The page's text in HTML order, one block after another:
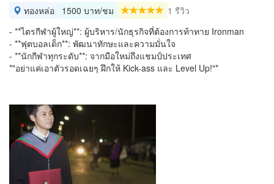
ทองหล่อ 1500 บาท/ชม
1 รีวิว
- **ไตรกีฬาผู้ใหญ่**: ผู้บริหาร/นักธุรกิจที่ต้องการท้าทาย Ironman
- **ฟุตบอลเด็ก**: พัฒนาทักษะและความมั่นใจ
- **นักกีฬาทุกระดับ**: จากมือใหม่ถึงแชมป์ประเทศ
*"อย่าแค่เอาตัวรอดเฉยๆ ฝึกให้ Kick-ass และ Level Up!"*